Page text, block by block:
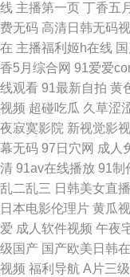
情一本道 色色应用 av草
四虎av播放 91小视频最
网站入囗 欧美成人在线
国产福利精品社 在线午
观看 日韩第一页在线观
蕉AV国产 95视频资源总
品视频专区精品 大香蕉
线 主播第一页 丁香五
费无码 高清日韩无码
在 主播福利姬h在线
香5月综合网 91爱爱
线观看 91最新自拍 黄
视频 超碰吃瓜 久草涩
夜寂寞影院 新视觉影视
幕无码 97日穴网 成人
清 91av在线播放 91制
乱二乱三 日韩美女直播
日本电影伦理片 黄瓜
爱 成人软件视频 午夜
级国产 国产欧美日韩
视频 福利导航 A片三